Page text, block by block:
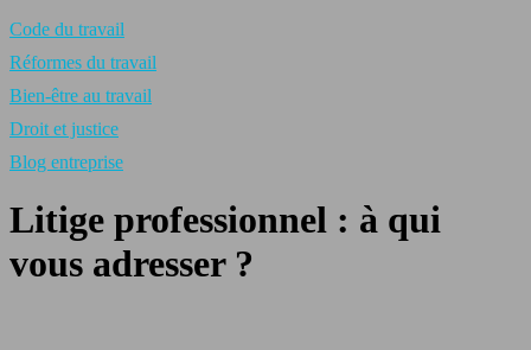
Code du travail
Réformes du travail
Bien-être au travail
Droit et justice
Blog entreprise
Litige professionnel : à qui
vous adresser ?